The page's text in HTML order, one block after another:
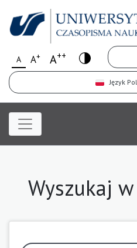
A A+ A++
Język
Wyszukaj